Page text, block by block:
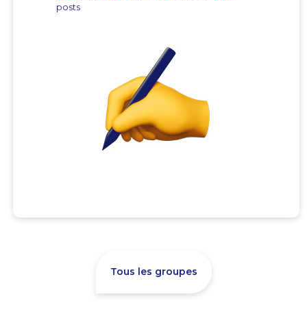
posts
Tous les groupes